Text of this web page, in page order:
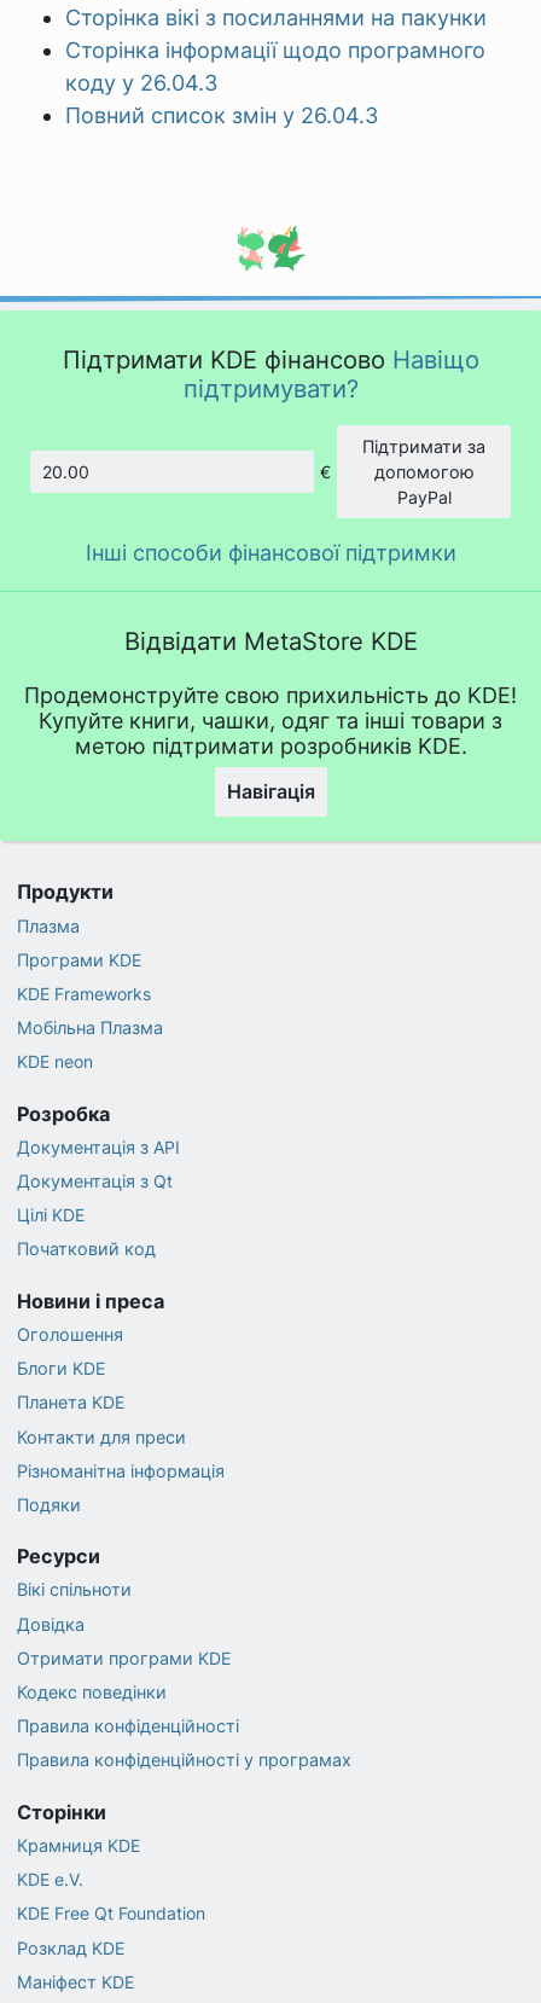
Сторінка вікі з посиланнями на пакунки
Сторінка інформації щодо програмного
коду у 26.04.3
Повний список змін у 26.04.3
Підтримати KDE фінансово Навіщо
підтримувати?
€
Підтримати за
допомогою
PayPal
Інші способи фінансової підтримки
Відвідати MetaStore KDE
Продемонструйте свою прихильність до KDE!
Купуйте книги, чашки, одяг та інші товари з
метою підтримати розробників KDE.
Навігація
Продукти
Плазма
Програми KDE
KDE Frameworks
Мобільна Плазма
KDE neon
Розробка
Документація з API
Документація з Qt
Цілі KDE
Початковий код
Новини і преса
Оголошення
Блоги KDE
Планета KDE
Контакти для преси
Різноманітна інформація
Подяки
Ресурси
Вікі спільноти
Довідка
Отримати програми KDE
Кодекс поведінки
Правила конфіденційності
Правила конфіденційності у програмах
Сторінки
Крамниця KDE
KDE e.V.
KDE Free Qt Foundation
Розклад KDE
Маніфест KDE